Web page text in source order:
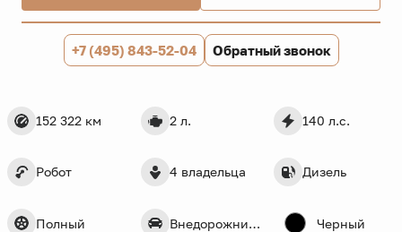
152 322 км 2 л. 140 л.с.
Робот 4 владельца Дизель
Полный Внедорожник 5 дв. Черный
+7 (495) 843-52-04 Обратный звонок